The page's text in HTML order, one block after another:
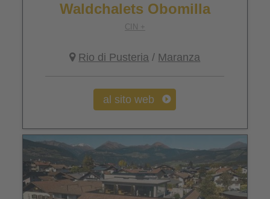
Waldchalets Obomilla
CIN +
Rio di Pusteria / Maranza
al sito web